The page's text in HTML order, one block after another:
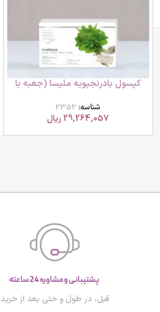
کپسول بادرنجبویه ملیسا (جعبه با
شناسه: 2352
29,264,057 ریال
پشتیبانی و مشاوره 24 ساعته
قبل، در طول و حتی بعد از خرید